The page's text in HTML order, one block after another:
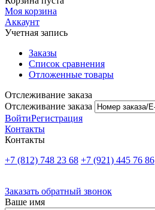
Моя корзина
Аккаунт
Учетная запись
Заказы
Список сравнения
Отложенные товары
Отслеживание заказа
Отслеживание заказа
ВойтиРегистрация
Контакты
Контакты
+7 (812) 748 23 68 +7 (921) 445 76 86
Заказать обратный звонок
Ваше имя